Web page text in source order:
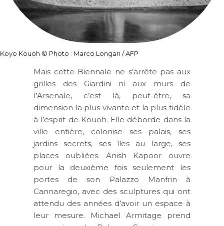
Koyo Kouoh © Photo : Marco Longari / AFP
Mais cette Biennale ne s’arrête pas aux
grilles des Giardini ni aux murs de
l’Arsenale, c’est là, peut-être, sa
dimension la plus vivante et la plus fidèle
à l’esprit de Kouoh. Elle déborde dans la
ville entière, colonise ses palais, ses
jardins secrets, ses îles au large, ses
places oubliées. Anish Kapoor ouvre
pour la deuxième fois seulement les
portes de son Palazzo Manfrin à
Cannaregio, avec des sculptures qui ont
attendu des années d’avoir un espace à
leur mesure. Michael Armitage prend